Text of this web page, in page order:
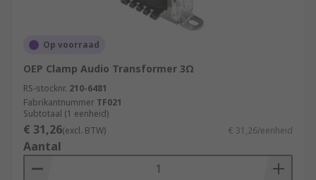
Op voorraad
OEP Clamp Audio Transformer 3Ω
RS-stocknr. 210-6481
Fabrikantnummer TF021
Subtotaal (1 eenheid)
€ 31,26(excl. BTW) € 31,26/eenheid
Aantal